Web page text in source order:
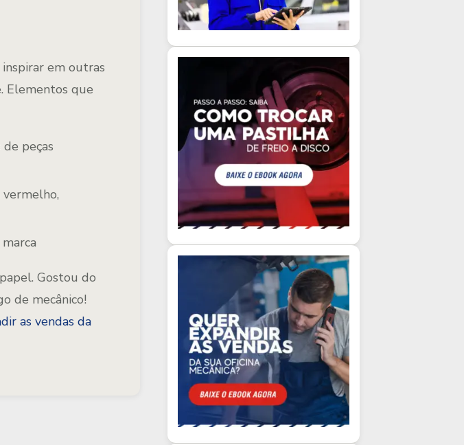
em outras
Elementos que
peças
Gostou do
de mecânico!
as vendas da